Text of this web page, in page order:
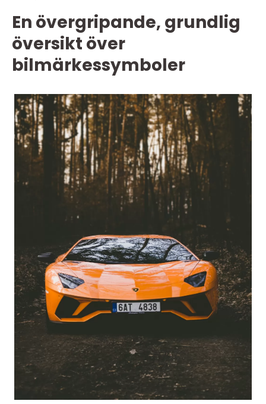
En övergripande, grundlig
översikt över
bilmärkessymboler